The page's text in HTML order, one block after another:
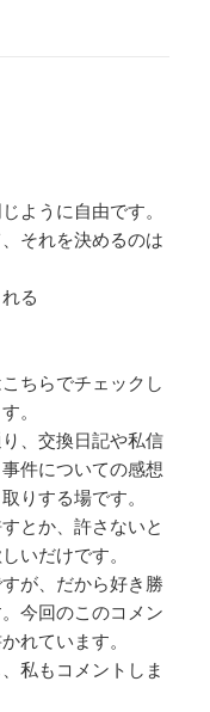
ように自由です。
それを決めるのは
る
ちらでチェックし
。
、交換日記や私信
件についての感想
りする場です。
とか、許さないと
いだけです。
が、だから好き勝
今回のこのコメン
れています。
私もコメントしま